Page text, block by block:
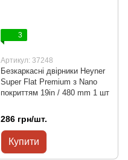
3
Артикул: 37248
Безкаркасні двірники Heyner
Super Flat Premium з Nano
покриттям 19in / 480 mm 1 шт
286 грн/шт.
Купити